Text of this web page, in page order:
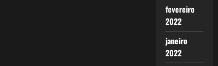
fevereiro
2022
janeiro
2022